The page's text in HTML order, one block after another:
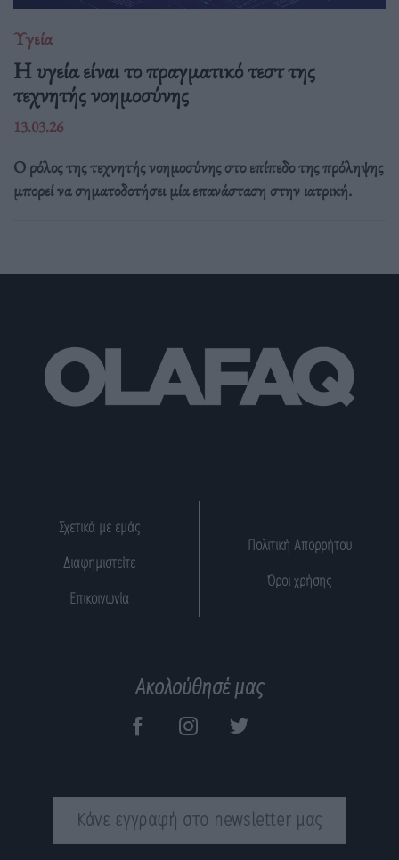
Υγεία
H υγεία είναι το πραγματικό τεστ της
τεχνητής νοημοσύνης
13.03.26
Ο ρόλος της τεχνητής νοημοσύνης στο επίπεδο της πρόληψης
μπορεί να σηματοδοτήσει μία επανάσταση στην ιατρική.
Σχετικά με εμάς
Διαφημιστείτε
Επικοινωνία
Πολιτική Απορρήτου
Όροι χρήσης
Ακολούθησέ μας
Κάνε εγγραφή στο newsletter μας